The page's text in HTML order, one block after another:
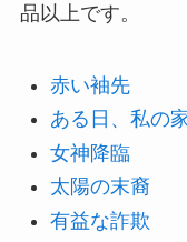
品以上です。
赤い袖先
ある日、私の
女神降臨
太陽の末裔
有益な詐欺